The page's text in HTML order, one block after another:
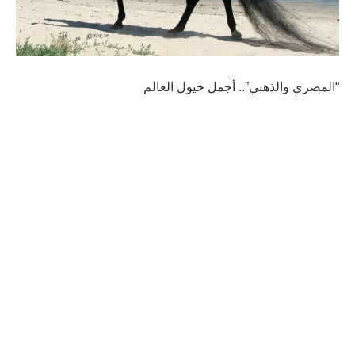
“المصري والذهبي”.. أجمل خيول العالم